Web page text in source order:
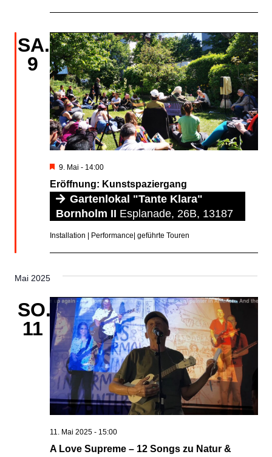
SA.
9
Eröffnung: Kunstspaziergang
Hervorgehoben
9. Mai - 14:00
Gartenlokal "Tante Klara"
Bornholm II Esplanade, 26B, 13187
Installation | Performance| geführte Touren
Mai 2025
SO.
11
A Love Supreme – 12 Songs zu Natur &
11. Mai 2025 - 15:00